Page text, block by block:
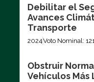
Debilitar el
Avances
Transporte
2024Voto Nominal:
Obstruir
Vehículos Más